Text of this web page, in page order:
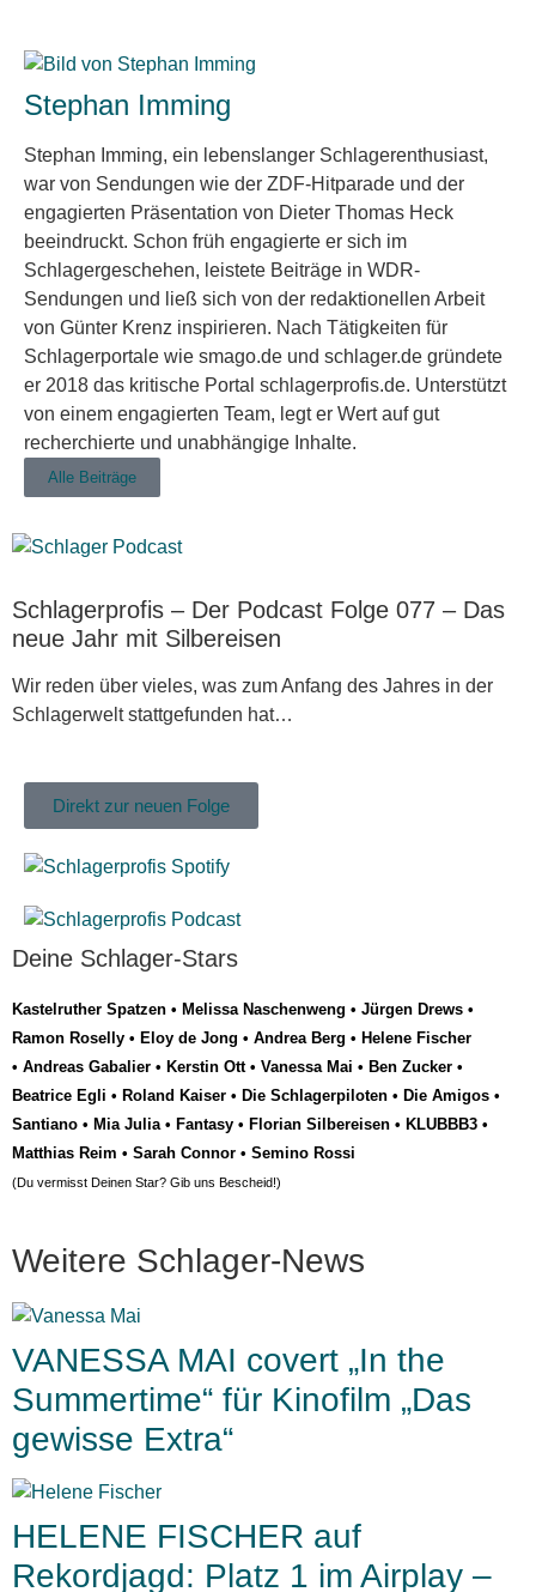
Stephan Imming
Stephan Imming, ein lebenslanger Schlagerenthusiast,
war von Sendungen wie der ZDF-Hitparade und der
engagierten Präsentation von Dieter Thomas Heck
beeindruckt. Schon früh engagierte er sich im
Schlagergeschehen, leistete Beiträge in WDR-
Sendungen und ließ sich von der redaktionellen Arbeit
von Günter Krenz inspirieren. Nach Tätigkeiten für
Schlagerportale wie smago.de und schlager.de gründete
er 2018 das kritische Portal schlagerprofis.de. Unterstützt
von einem engagierten Team, legt er Wert auf gut
recherchierte und unabhängige Inhalte.
Alle Beiträge
Schlagerprofis – Der Podcast Folge 077 – Das
neue Jahr mit Silbereisen
Wir reden über vieles, was zum Anfang des Jahres in der
Schlagerwelt stattgefunden hat…
Direkt zur neuen Folge
Deine Schlager-Stars
Kastelruther Spatzen • Melissa Naschenweng • Jürgen Drews •
Ramon Roselly • Eloy de Jong • Andrea Berg • Helene Fischer
• Andreas Gabalier • Kerstin Ott• Vanessa Mai • Ben Zucker •
Beatrice Egli • Roland Kaiser • Die Schlagerpiloten • Die Amigos •
Santiano • Mia Julia • Fantasy • Florian Silbereisen • KLUBBB3 •
Matthias Reim • Sarah Connor • Semino Rossi
(Du vermisst Deinen Star? Gib uns Bescheid!)
Weitere Schlager-News
VANESSA MAI covert „In the
Summertime“ für Kinofilm „Das
gewisse Extra“
HELENE FISCHER auf
Rekordjagd: Platz 1 im Airplay –